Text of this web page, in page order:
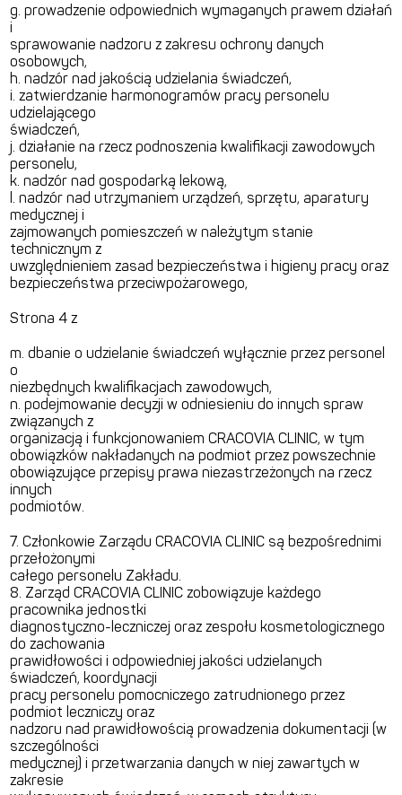
g. prowadzenie odpowiednich wymaganych prawem działań
i
sprawowanie nadzoru z zakresu ochrony danych
osobowych,
h. nadzór nad jakością udzielania świadczeń,
i. zatwierdzanie harmonogramów pracy personelu
udzielającego
świadczeń,
j. działanie na rzecz podnoszenia kwalifikacji zawodowych
personelu,
k. nadzór nad gospodarką lekową,
l. nadzór nad utrzymaniem urządzeń, sprzętu, aparatury
medycznej i
zajmowanych pomieszczeń w należytym stanie
technicznym z
uwzględnieniem zasad bezpieczeństwa i higieny pracy oraz
bezpieczeństwa przeciwpożarowego,
Strona 4 z
m. dbanie o udzielanie świadczeń wyłącznie przez personel
o
niezbędnych kwalifikacjach zawodowych,
n. podejmowanie decyzji w odniesieniu do innych spraw
związanych z
organizacją i funkcjonowaniem CRACOVIA CLINIC, w tym
obowiązków nakładanych na podmiot przez powszechnie
obowiązujące przepisy prawa niezastrzeżonych na rzecz
innych
podmiotów.
7. Członkowie Zarządu CRACOVIA CLINIC są bezpośrednimi
przełożonymi
całego personelu Zakładu.
8. Zarząd CRACOVIA CLINIC zobowiązuje każdego
pracownika jednostki
diagnostyczno-leczniczej oraz zespołu kosmetologicznego
do zachowania
prawidłowości i odpowiedniej jakości udzielanych
świadczeń, koordynacji
pracy personelu pomocniczego zatrudnionego przez
podmiot leczniczy oraz
nadzoru nad prawidłowością prowadzenia dokumentacji (w
szczególności
medycznej) i przetwarzania danych w niej zawartych w
zakresie